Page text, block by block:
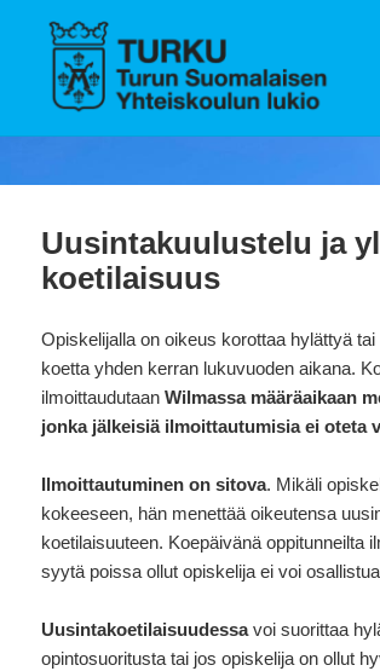
lukio
Uusintakuulustelu ja
koetilaisuus
Opiskelijalla on oikeus korottaa hylättyä
koetta yhden kerran lukuvuoden aikana.
ilmoittaudutaan Wilmassa määräaikaan
jonka jälkeisiä ilmoittautumisia ei oteta
Ilmoittautuminen on sitova. Mikäli
kokeeseen, hän menettää oikeutensa
koetilaisuuteen. Koepäivänä oppitunneilta
syytä poissa ollut opiskelija ei voi
Uusintakoetilaisuudessavoi suorittaa
opintosuoritusta tai jos opiskelija on ollut